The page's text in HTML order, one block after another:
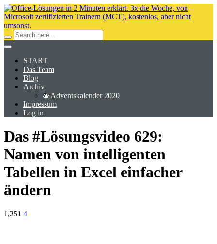
START
Das Team
Blog
Archiv
🎄Adventskalender 2020
Impressum
Log in
Das #Lösungsvideo 629:
Namen von intelligenten
Tabellen in Excel einfacher
ändern
1,251 4